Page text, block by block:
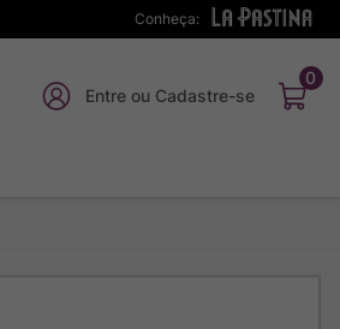
Conheça:
0